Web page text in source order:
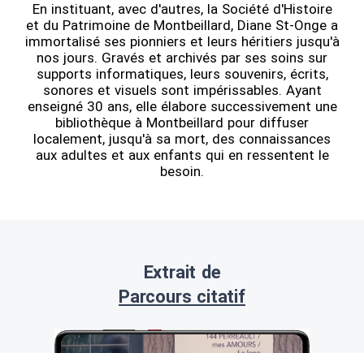
En instituant, avec d'autres, la Société d'Histoire
et du Patrimoine de Montbeillard, Diane St-Onge a
immortalisé ses pionniers et leurs héritiers jusqu'à
nos jours. Gravés et archivés par ses soins sur
supports informatiques, leurs souvenirs, écrits,
sonores et visuels sont impérissables. Ayant
enseigné 30 ans, elle élabore successivement une
bibliothèque à Montbeillard pour diffuser
localement, jusqu'à sa mort, des connaissances
aux adultes et aux enfants qui en ressentent le
besoin.
Extrait de
Parcours citatif